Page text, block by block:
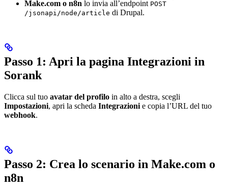
Make.com o n8n lo invia all’endpoint POST
/jsonapi/node/article di Drupal.
Passo 1: Apri la pagina Integrazioni in
Sorank
Clicca sul tuo avatar del profilo in alto a destra, scegli
Impostazioni, apri la scheda Integrazioni e copia l’URL del tuo
webhook.
Passo 2: Crea lo scenario in Make.com o
n8n